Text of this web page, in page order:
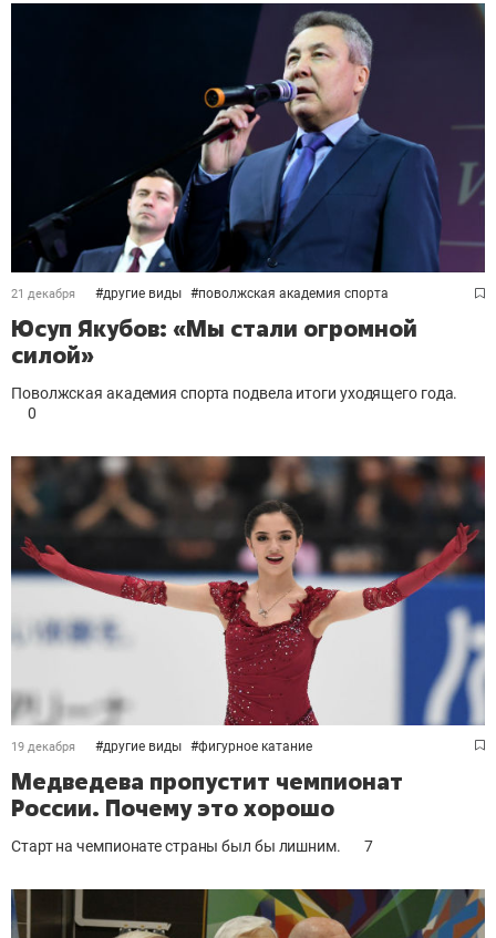
21 декабря #другие виды #поволжская академия спорта
Юсуп Якубов: «Мы стали огромной
силой»
Поволжская академия спорта подвела итоги уходящего года.
0
19 декабря #другие виды #фигурное катание
Медведева пропустит чемпионат
России. Почему это хорошо
Старт на чемпионате страны был бы лишним. 7